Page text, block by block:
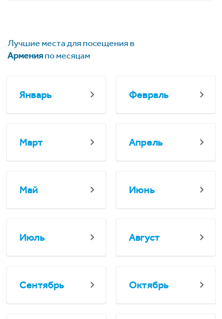
Лучшие места для посещения в
Арменияпо месяцам
Январь Февраль
Март Апрель
Май Июнь
Июль Август
Сентябрь Октябрь